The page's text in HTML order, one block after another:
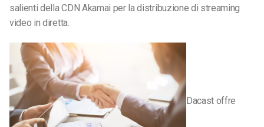
salienti della CDN Akamai per la distribuzione di streaming
video in diretta.
Dacast offre